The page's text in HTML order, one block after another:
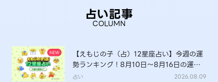
占い記事
COLUMN
【えもじの子（占）12星座占い】今週の運
勢ランキング！8月10日～8月16日の運勢
は？
占い 2026.08.09